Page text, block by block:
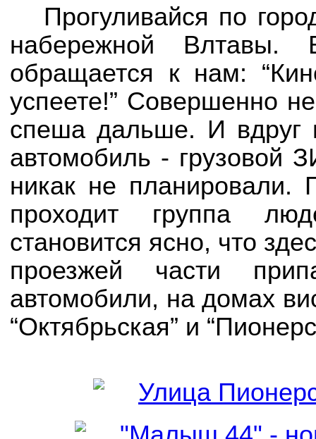
Прогуливайся по
набережной Влтавы.
обращается к нам:
успеете!” Совершенно
спеша дальше. И вдруг
автомобиль - грузовой
никак не планировали.
проходит группа
становится ясно, что
проезжей части
автомобили, на домах
“Октябрьская” и